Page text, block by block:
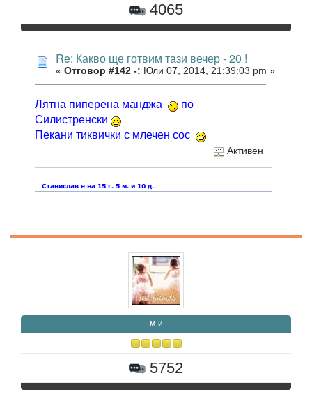
4065
Re: Какво ще готвим тази вечер - 20 !
« Отговор #142 -: Юли 07, 2014, 21:39:03 pm »
Лятна пиперена манджа
по
Силистренски
Пекани тиквички с млечен сос
Активен
м-и
5752